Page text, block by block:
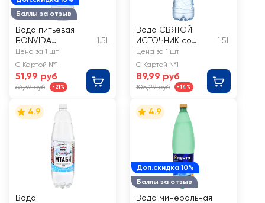
Баллы за отзыв
Вода питьевая
BONVIDA
негазированная
1.5L
Цена за 1 шт
С Картой №1
51,99 руб
66,39 руб -21%
Вода СВЯТОЙ
ИСТОЧНИК со
вкусом яблока,
негазированная
1.5L
Цена за 1 шт
С Картой №1
89,99 руб
105,29 руб -14%
4.9
Вода
Доп.скидка 10%
Баллы за отзыв
4.9
Вода минеральная